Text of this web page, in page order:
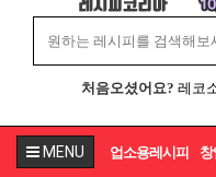
처음오셨어요? 레코
MENU 업소용레시피